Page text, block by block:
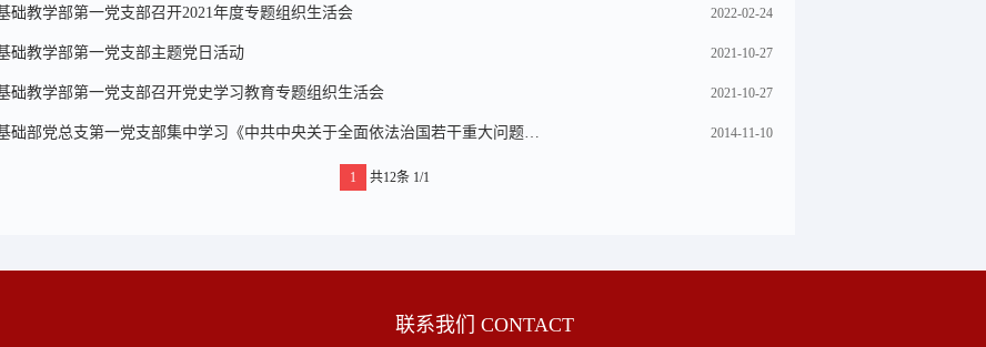
础教学部第一党支部召开2021年度专题组织生活会 2022-02-24
础教学部第一党支部主题党日活动 2021-10-27
础教学部第一党支部召开党史学习教育专题组织生活会 2021-10-27
础部党总支第一党支部集中学习《中共中央关于全面依法治国若干重大问题… 2014-11-10
1 共12条 1/1
联系我们 CONTACT